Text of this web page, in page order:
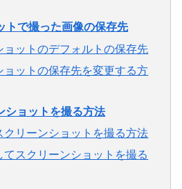
トで撮った画像の保存先
ョットのデフォルトの保存先
ョットの保存先を変更する方
ショットを撮る方法
クリーンショットを撮る方法
てスクリーンショットを撮る